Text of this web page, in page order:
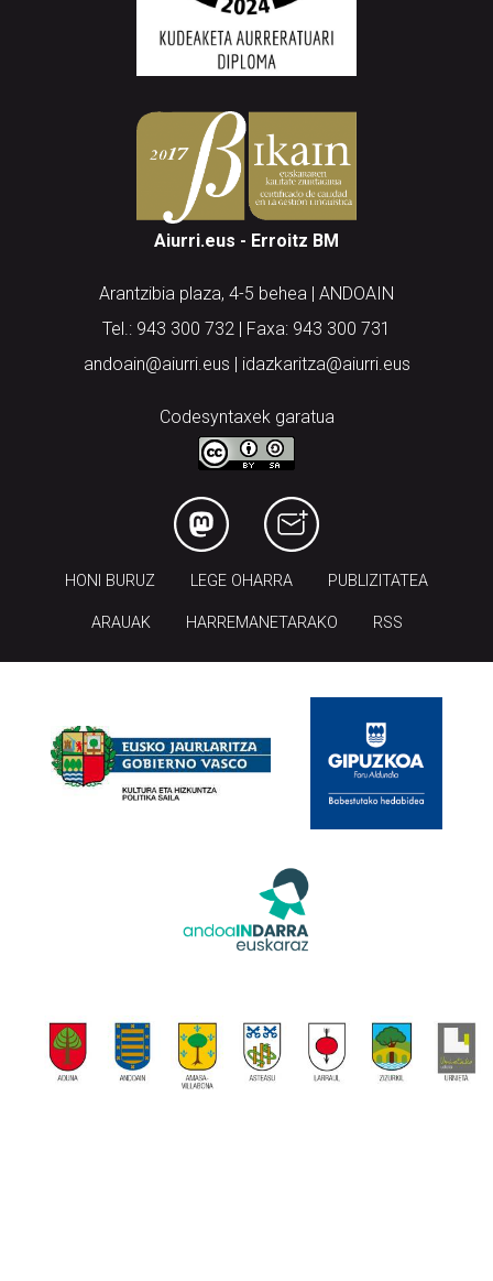
Aiurri.eus - Erroitz BM
Arantzibia plaza, 4-5 behea | ANDOAIN
Tel.: 943 300 732 | Faxa: 943 300 731
andoain@aiurri.eus | idazkaritza@aiurri.eus
Codesyntaxek garatua
HONI BURUZ LEGE OHARRA PUBLIZITATEA
ARAUAK HARREMANETARAKO RSS